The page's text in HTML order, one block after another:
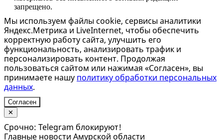
запрещено.
Мы используем файлы cookie, сервисы аналитики
Яндекс.Метрика и LiveInternet, чтобы обеспечить
корректную работу сайта, улучшить его
функциональность, анализировать трафик и
персонализировать контент. Продолжая
пользоваться сайтом или нажимая «Согласен», вы
принимаете нашу политику обработки персональных
данных.
Согласен
✕
Срочно: Telegram блокируют!
Главные новости Амурской области